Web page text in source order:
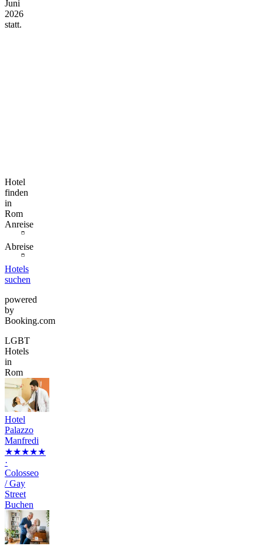
Juni
2026
statt.
Hotel
finden
in
Rom
Anreise
Abreise
Hotels
suchen
powered
by
Booking.com
LGBT
Hotels
in
Rom
Hotel
Palazzo
Manfredi
★★★★★
·
Colosseo
/ Gay
Street
Buchen